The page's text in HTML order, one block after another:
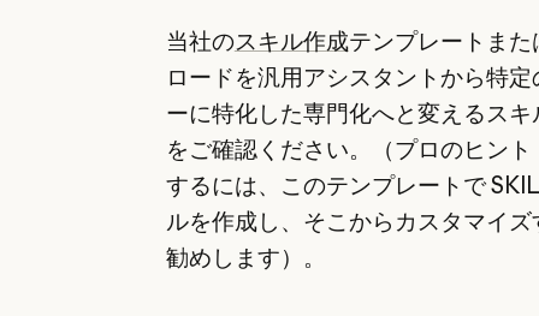
当社のスキル作成テンプレートま
ロードを汎用アシスタントから特
ーに特化した専門化へと変えるス
をご確認ください。（プロのヒン
するには、このテンプレートで
ルを作成し、そこからカスタマイ
勧めします）。